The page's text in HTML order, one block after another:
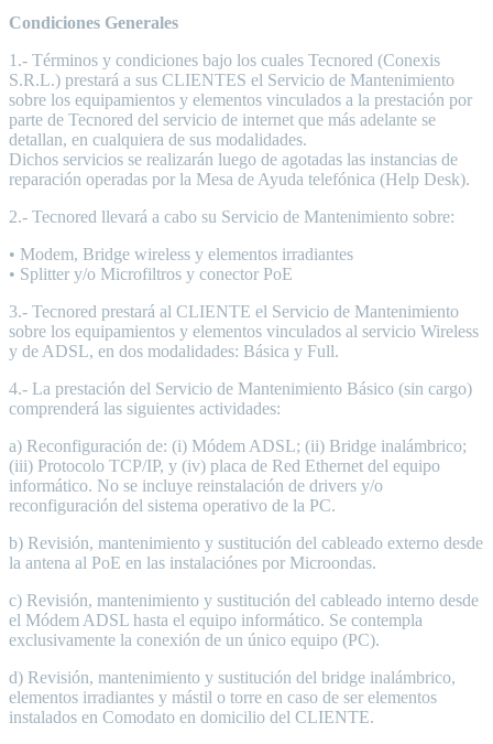
Condiciones Generales
1.- Términos y condiciones bajo los cuales Tecnored (Conexis
S.R.L.) prestará a sus CLIENTES el Servicio de Mantenimiento
sobre los equipamientos y elementos vinculados a la prestación por
parte de Tecnored del servicio de internet que más adelante se
detallan, en cualquiera de sus modalidades.
Dichos servicios se realizarán luego de agotadas las instancias de
reparación operadas por la Mesa de Ayuda telefónica (Help Desk).
2.- Tecnored llevará a cabo su Servicio de Mantenimiento sobre:
• Modem, Bridge wireless y elementos irradiantes
• Splitter y/o Microfiltros y conector PoE
3.- Tecnored prestará al CLIENTE el Servicio de Mantenimiento
sobre los equipamientos y elementos vinculados al servicio Wireless
y de ADSL, en dos modalidades: Básica y Full.
4.- La prestación del Servicio de Mantenimiento Básico (sin cargo)
comprenderá las siguientes actividades:
a) Reconfiguración de: (i) Módem ADSL; (ii) Bridge inalámbrico;
(iii) Protocolo TCP/IP, y (iv) placa de Red Ethernet del equipo
informático. No se incluye reinstalación de drivers y/o
reconfiguración del sistema operativo de la PC.
b) Revisión, mantenimiento y sustitución del cableado externo desde
la antena al PoE en las instalaciónes por Microondas.
c) Revisión, mantenimiento y sustitución del cableado interno desde
el Módem ADSL hasta el equipo informático. Se contempla
exclusivamente la conexión de un único equipo (PC).
d) Revisión, mantenimiento y sustitución del bridge inalámbrico,
elementos irradiantes y mástil o torre en caso de ser elementos
instalados en Comodato en domicilio del CLIENTE.